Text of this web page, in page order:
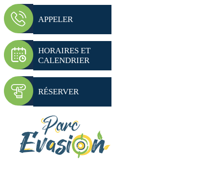
APPELER
HORAIRES ET
CALENDRIER
RÉSERVER